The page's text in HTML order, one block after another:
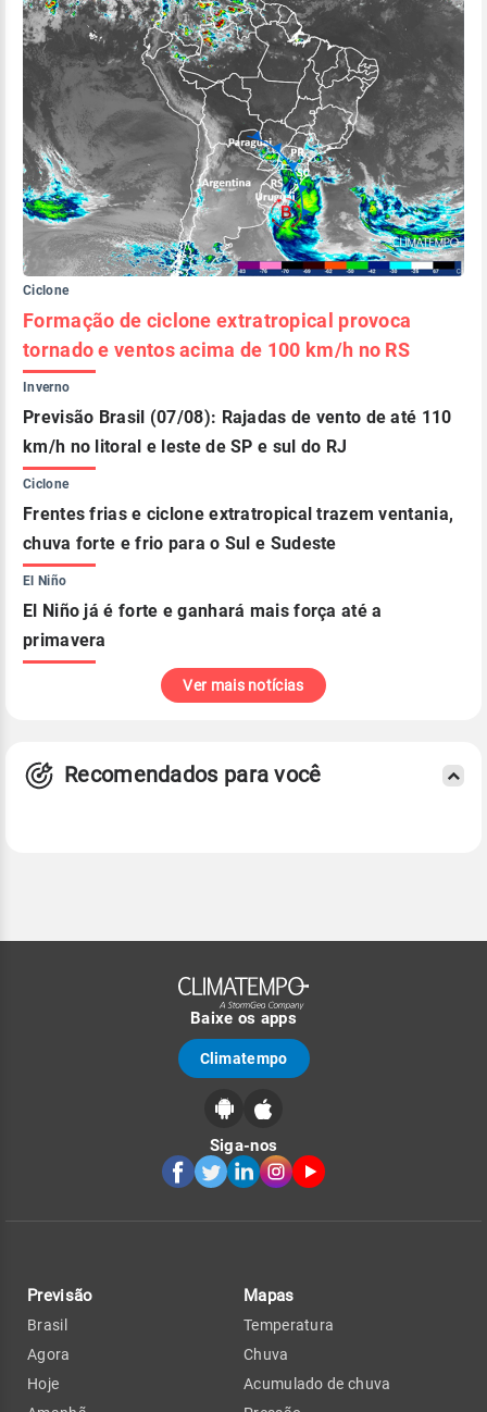
Ciclone
Formação de ciclone extratropical provoca
tornado e ventos acima de 100 km/h no RS
Inverno
Previsão Brasil (07/08): Rajadas de vento de até 110
km/h no litoral e leste de SP e sul do RJ
Ciclone
Frentes frias e ciclone extratropical trazem ventania,
chuva forte e frio para o Sul e Sudeste
El Niño
El Niño já é forte e ganhará mais força até a
primavera
Ver mais notícias
Recomendados para você
Baixe os apps
Climatempo
Siga-nos
Previsão
Brasil
Agora
Hoje
Mapas
Temperatura
Chuva
Acumulado de chuva